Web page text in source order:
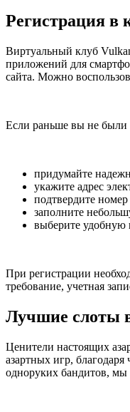
Регистрация в
Виртуальный клуб
приложений для
сайта. Можно
Если раньше вы не были
придумайте
укажите адрес
подтвердите
заполните
выберите удобную
При регистрации
требование, учетная
Лучшие слоты
Ценители настоящих
азартных игр,
одноруких бандитов, мы